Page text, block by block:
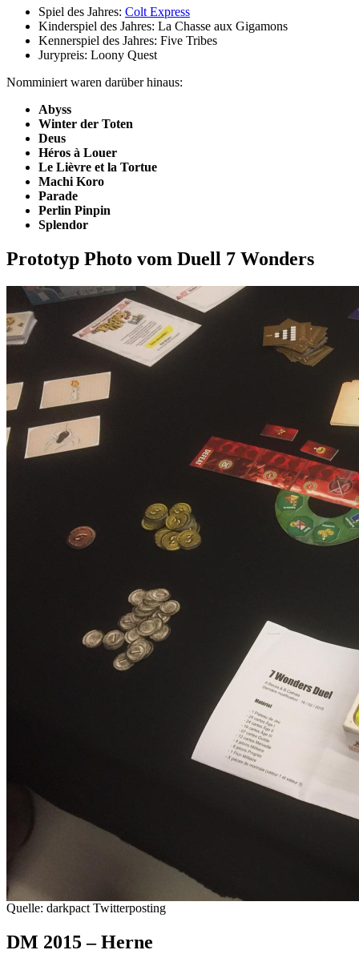
Spiel des Jahres: Colt Express
Kinderspiel des Jahres: La Chasse aux Gigamons
Kennerspiel des Jahres: Five Tribes
Jurypreis: Loony Quest
Nomminiert waren darüber hinaus:
Abyss
Winter der Toten
Deus
Héros à Louer
Le Lièvre et la Tortue
Machi Koro
Parade
Perlin Pinpin
Splendor
Prototyp Photo vom Duell 7 Wonders
Quelle: darkpact Twitterposting
DM 2015 – Herne